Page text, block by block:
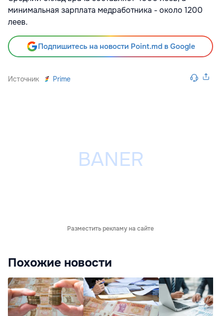
минимальная зарплата медработника - около 1200
леев.
Подпишитесь на новости Point.md в Google
Источник Prime
Разместить рекламу на сайте
Похожие новости